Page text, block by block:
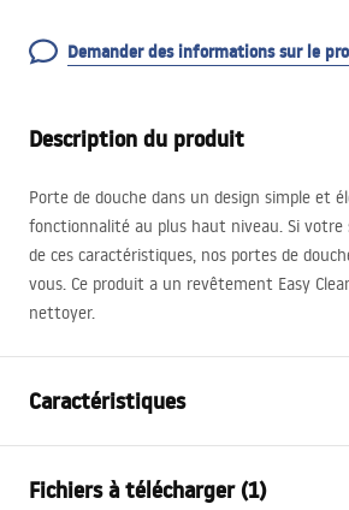
Demander des informations sur le
Description du produit
Porte de douche dans un design simple et
fonctionnalité au plus haut niveau. Si votre
de ces caractéristiques, nos portes de
vous. Ce produit a un revêtement Easy
nettoyer.
Caractéristiques
Taille de la porte
Fichiers à télécharger (1)